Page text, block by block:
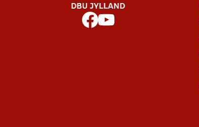
DBU JYLLAND